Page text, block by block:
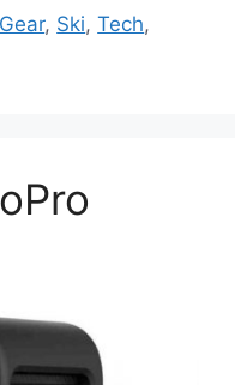
Gear, Ski,Tech,